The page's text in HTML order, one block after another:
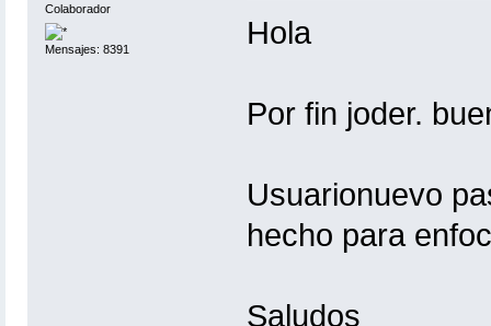
Colaborador
Mensajes: 8391 Hola
Por fin joder.
Usuarionuevo
hecho para
Saludos